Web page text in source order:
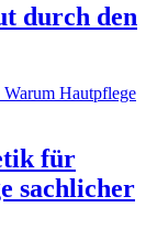
durch den
für
sachlicher